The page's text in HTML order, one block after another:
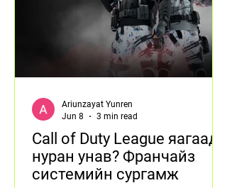
Call of Duty League яагаад
нуран унав? Франчайз
системийн сургамж
Ariunzayat Yunren
Jun 8
3 min read